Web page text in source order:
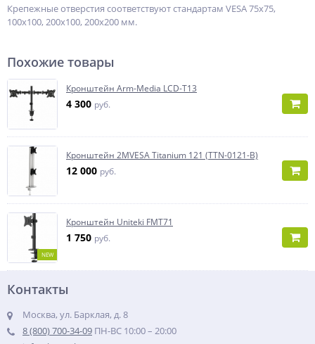
Крепежные отверстия соответствуют стандартам VESA 75x75,
100x100, 200x100, 200x200 мм.
Похожие товары
Кронштейн Arm-Media LCD-T13
4 300 руб.
Кронштейн 2MVESA Titanium 121 (TTN-0121-B)
12 000 руб.
NEW
Кронштейн Uniteki FMT71
1 750 руб.
Контакты
Москва, ул. Барклая, д. 8
8 (800) 700-34-09 ПН-ВС 10:00 – 20:00